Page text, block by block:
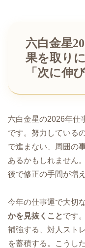
六白金星
果を取り
「次に伸
六白金星の2026年仕
です。努力している
で進まない、周囲の
あるかもしれません
後で修正の手間が増
今年の仕事運で大切
かを見抜くことです
補強する、対人スト
を蓄積する。こうし